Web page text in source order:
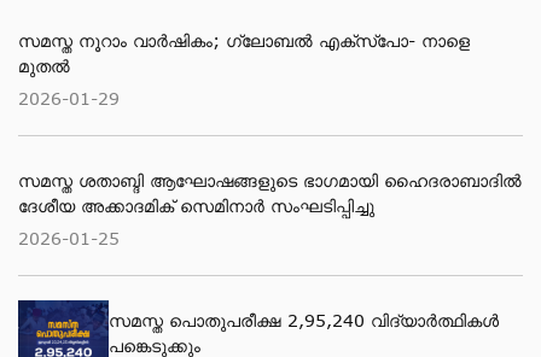
സമസ്ത നൂറാം വാർഷികം; ഗ്ലോബല്‍ എക്‌സ്‌പോ- നാളെ
മുതൽ
2026-01-29
സമസ്ത ശതാബ്ദി ആഘോഷങ്ങളുടെ ഭാഗമായി ഹൈദരാബാദില്‍
ദേശീയ അക്കാദമിക് സെമിനാര്‍ സംഘടിപ്പിച്ചു
2026-01-25
സമസ്ത പൊതുപരീക്ഷ 2,95,240 വിദ്യാര്‍ത്ഥികള്‍
പങ്കെടുക്കും